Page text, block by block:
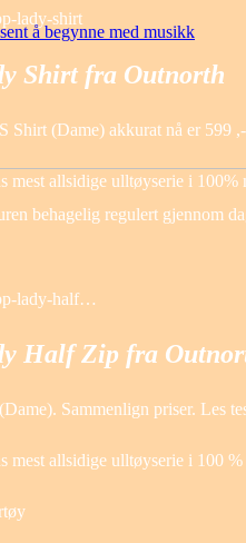
å begynne med musikk
lady-shirt
Shirt fra Outnorth
Shirt (Dame) akkurat nå er
mest allsidige ulltøyserie i
behagelig regulert
lady-half…
Half Zip fra
Sammenlign priser. Les
mest allsidige ulltøyserie i 100